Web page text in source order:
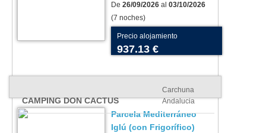
De 26/09/2026 al 03/10/2026
(7 noches)
Precio alojamiento
937.13 €
CAMPING DON CACTUS
Carchuna
Andalucia
Parcela Mediterráneo
Iglú (con Frigorífico)